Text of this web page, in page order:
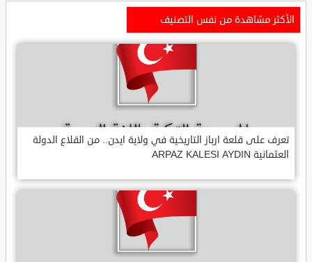
الأكثر مشاهدة من نفس التصنيف
تعرف على قلعة ارباز التاريخية في ولاية ايدن.. من القلاع الدولة
العثمانية ARPAZ KALESI AYDIN